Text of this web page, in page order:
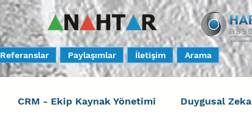
Referanslar Paylaşımlar İletişim Arama
CRM - Ekip Kaynak Yönetimi Duygusal Zeka